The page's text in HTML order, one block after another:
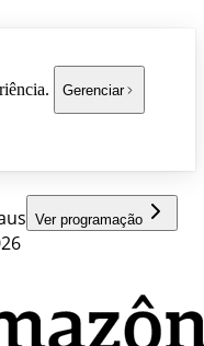
Gerenciar
Ver programação